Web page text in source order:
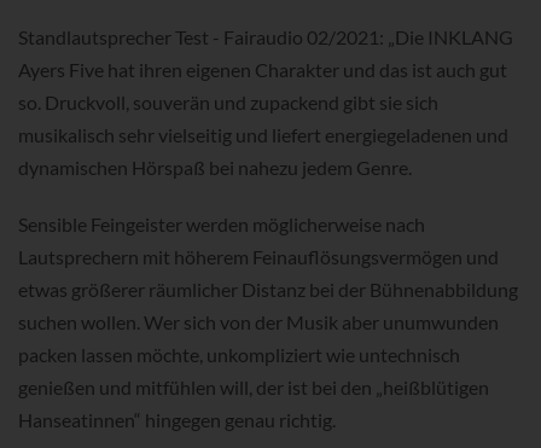
Standlautsprecher Test - Fairaudio 02/2021: „Die INKLANG
Ayers Five hat ihren eigenen Charakter und das ist auch gut
so. Druckvoll, souverän und zupackend gibt sie sich
musikalisch sehr vielseitig und liefert energiegeladenen und
dynamischen Hörspaß bei nahezu jedem Genre.
Sensible Feingeister werden möglicherweise nach
Lautsprechern mit höherem Feinauflösungsvermögen und
etwas größerer räumlicher Distanz bei der Bühnenabbildung
suchen wollen. Wer sich von der Musik aber unumwunden
packen lassen möchte, unkompliziert wie untechnisch
genießen und mitfühlen will, der ist bei den „heißblütigen
Hanseatinnen“ hingegen genau richtig.